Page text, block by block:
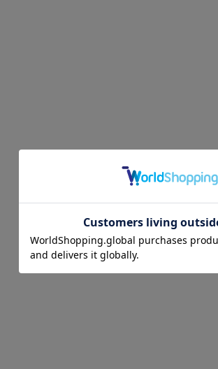
お気に入り商品を確認